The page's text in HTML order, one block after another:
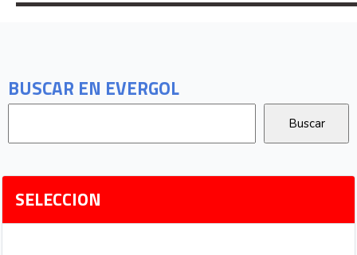
BUSCAR EN EVERGOL
SELECCION